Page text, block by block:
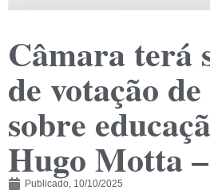
Câmara terá
de votação
sobre
Hugo Motta
Publicado, 10/10/2025